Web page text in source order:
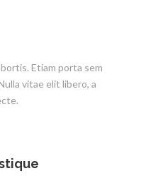
Etiam porta sem
vitae elit libero, a